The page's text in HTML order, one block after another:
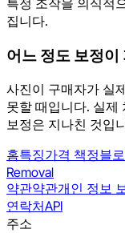
집니다.
어느 정도 보정
사진이 구매자가 실
못할 때입니다. 실제
보정은 지나친 것입
홈특징가격 책정블
Removal
약관약관개인 정보
연락처API
주소